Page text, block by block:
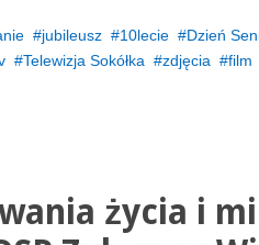
jubileusz 10lecie Dzień
Telewizja Sokółka zdjęcia film
życia i